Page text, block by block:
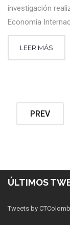
investigación
Economía
LEER MÁS
PREV
ÚLTIMOS
Tweets by